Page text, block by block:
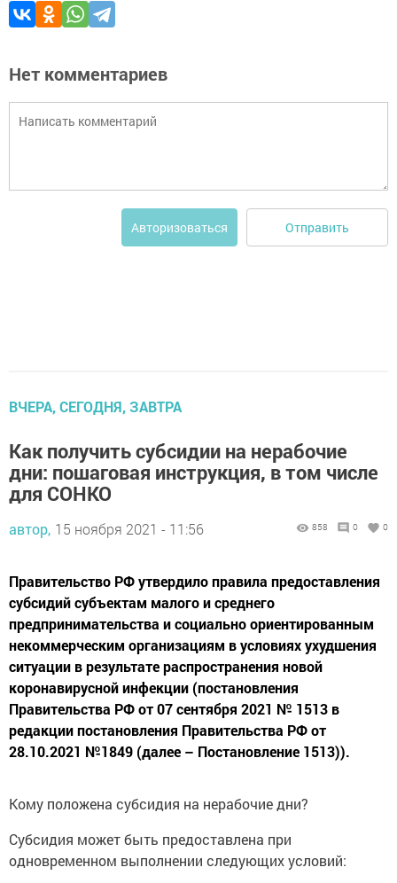
Нет комментариев
Авторизоваться Отправить
ВЧЕРА, СЕГОДНЯ, ЗАВТРА
Как получить субсидии на нерабочие
дни: пошаговая инструкция, в том числе
для СОНКО
автор, 15 ноября 2021 - 11:56 858 0 0
Правительство РФ утвердило правила предоставления
субсидий субъектам малого и среднего
предпринимательства и социально ориентированным
некоммерческим организациям в условиях ухудшения
ситуации в результате распространения новой
коронавирусной инфекции (постановления
Правительства РФ от 07 сентября 2021 № 1513 в
редакции постановления Правительства РФ от
28.10.2021 №1849 (далее – Постановление 1513)).
Кому положена субсидия на нерабочие дни?
Субсидия может быть предоставлена при
одновременном выполнении следующих условий: